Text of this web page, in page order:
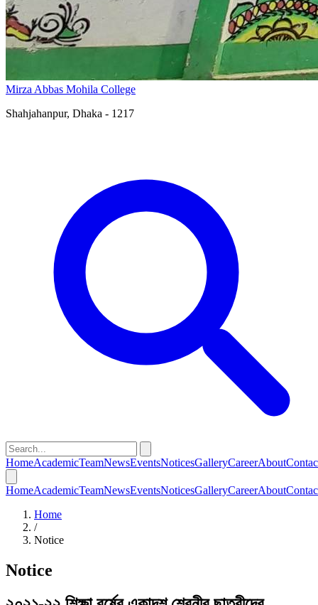
Mirza Abbas Mohila College
Shahjahanpur, Dhaka - 1217
HomeAcademicTeamNewsEventsNoticesGalleryCareerAbout
HomeAcademicTeamNewsEventsNoticesGalleryCareerAbout
Home
/
Notice
Notice